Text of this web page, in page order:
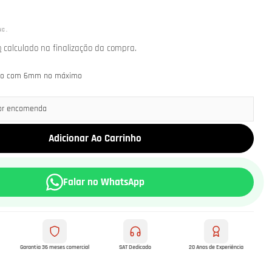
calculado na finalização da compra.
com 6mm no máximo
encomenda
Adicionar Ao Carrinho
Falar no WhatsApp
Garantia 36 meses comercial SAT Dedicado 20 Anos de Experiência